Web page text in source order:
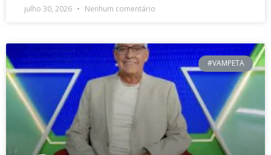
julho 30, 2026 Nenhum comentário
#VAMPETA